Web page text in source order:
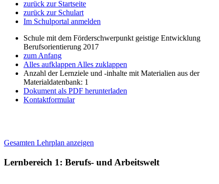
zurück zur Startseite
zurück zur Schulart
Im Schulportal anmelden
Schule mit dem Förderschwerpunkt geistige Entwicklung
Berufsorientierung 2017
zum Anfang
Alles aufklappen Alles zuklappen
Anzahl der Lernziele und -inhalte mit Materialien aus der
Materialdatenbank: 1
Dokument als PDF herunterladen
Kontaktformular
Gesamten Lehrplan anzeigen
Lernbereich 1: Berufs- und Arbeitswelt